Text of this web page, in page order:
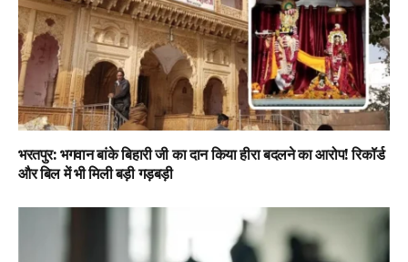
भरतपुर: भगवान बांके बिहारी जी का दान किया हीरा बदलने का आरोप! रिकॉर्ड
और बिल में भी मिली बड़ी गड़बड़ी